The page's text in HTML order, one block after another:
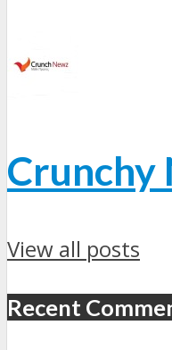
Crunchy
View all posts
Recent